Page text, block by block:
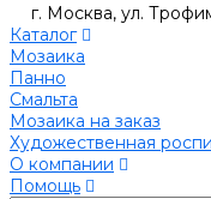
г. Москва, ул.
Каталог
Мозаика
Панно
Смальта
Мозаика на заказ
Художественная
О компании
Помощь